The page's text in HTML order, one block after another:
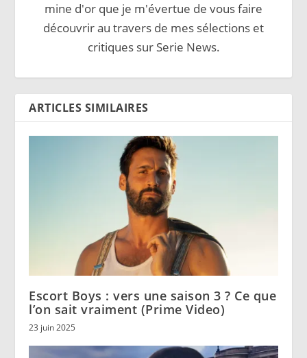
mine d'or que je m'évertue de vous faire
découvrir au travers de mes sélections et
critiques sur Serie News.
ARTICLES SIMILAIRES
Escort Boys : vers une saison 3 ? Ce que
l’on sait vraiment (Prime Video)
23 juin 2025